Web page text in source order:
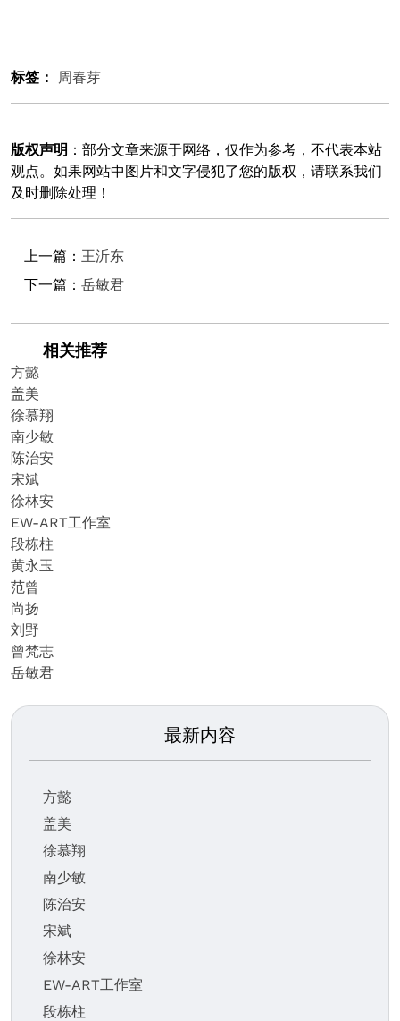
标签： 周春芽
版权声明 ：部分文章来源于网络，仅作为参考，不代表本站
观点。如果网站中图片和文字侵犯了您的版权，请联系我们
及时删除处理！
上一篇： 王沂东
下一篇： 岳敏君
相关推荐
方懿
盖美
徐慕翔
南少敏
陈治安
宋斌
徐林安
EW-ART工作室
段栋柱
黄永玉
范曾
尚扬
刘野
曾梵志
岳敏君
最新内容
方懿
盖美
徐慕翔
南少敏
陈治安
宋斌
徐林安
EW-ART工作室
段栋柱